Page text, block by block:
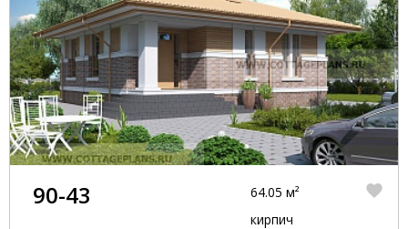
90-43
64.05 м²
кирпич